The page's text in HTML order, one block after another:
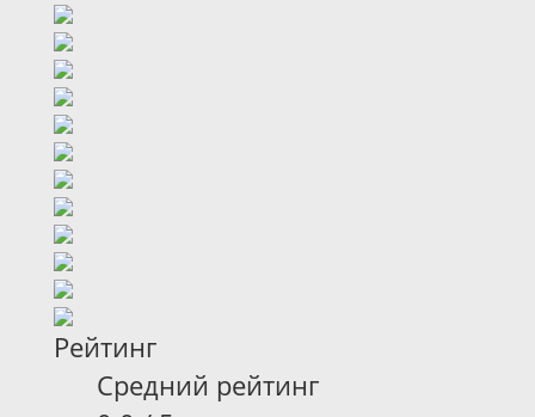
Рейтинг
Средний рейтинг